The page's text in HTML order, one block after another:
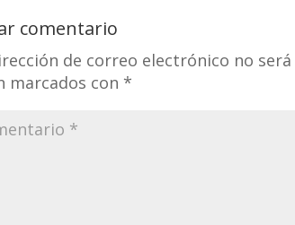
comentario
de correo electrónico no
marcados con *